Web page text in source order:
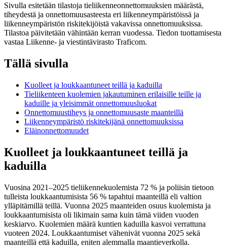
Sivulla esitetään tilastoja tieliikenneonnettomuuksien määrästä,
tiheydestä ja onnettomuusasteesta eri liikenneympäristöissä ja
liikenneympäristön riskitekijöistä vakavissa onnettomuuksissa.
Tilastoa päivitetään vähintään kerran vuodessa. Tiedon tuottamisesta
vastaa Liikenne- ja viestintävirasto Traficom.
Tällä sivulla
Kuolleet ja loukkaantuneet teillä ja kaduilla
Tieliikenteen kuolemien jakautuminen erilaisille teille ja
kaduille ja yleisimmät onnettomuusluokat
Onnettomuustiheys ja onnettomuusaste maanteillä
Liikenneympäristö riskitekijänä onnettomuuksissa
Eläinonnettomuudet
Kuolleet ja loukkaantuneet teillä ja
kaduilla
Vuosina 2021–2025 tieliikennekuolemista 72 % ja poliisin tietoon
tulleista loukkaantumisista 56 % tapahtui maanteillä eli valtion
ylläpitämillä teillä. Vuonna 2025 maanteiden osuus kuolemista ja
loukkaantumisista oli likimain sama kuin tämä viiden vuoden
keskiarvo. Kuolemien määrä kuntien kaduilla kasvoi verrattuna
vuoteen 2024. Loukkaantumiset vähenivät vuonna 2025 sekä
maanteillä että kaduilla, eniten alemmalla maantieverkolla.